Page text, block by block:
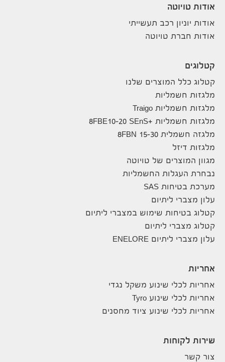
אודות טויוטה
אודות יוניון רכב תעשייתי
אודות חברת טויוטה
קטלוגים
קטלוג כלל המוצרים שלנו
מלגזות חשמליות
מלגזות חשמליות Traigo
מלגזות חשמליות +8FBE10-20 SEnS
מלגזה חשמלית 8FBN 15-30
מלגזות דיזל
מגוון המוצרים של טויוטה
נבחרת העגלות החשמליות
מערכת בטיחות SAS
עלון מצברי ליתיום
קטלוג בטיחות שימוש במצברי ליתיום
קטלוג מצברי ליתיום
עלון מצברי ליתיום ENELORE
אחריות
אחריות לכלי שינוע משקל נגדי
אחריות לכלי שינוע Tyro
אחריות לכלי שינוע ציוד מחסנים
שירות לקוחות
צור קשר